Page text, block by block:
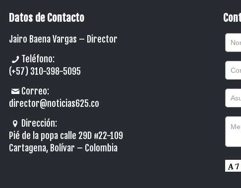
Datos de Contacto
Jairo Baena Vargas – Director
Teléfono:
(+57) 310-398-5095
Correo:
director@noticias625.co
Dirección:
Pié de la popa calle 29D #22-109
Cartagena, Bolívar – Colombia